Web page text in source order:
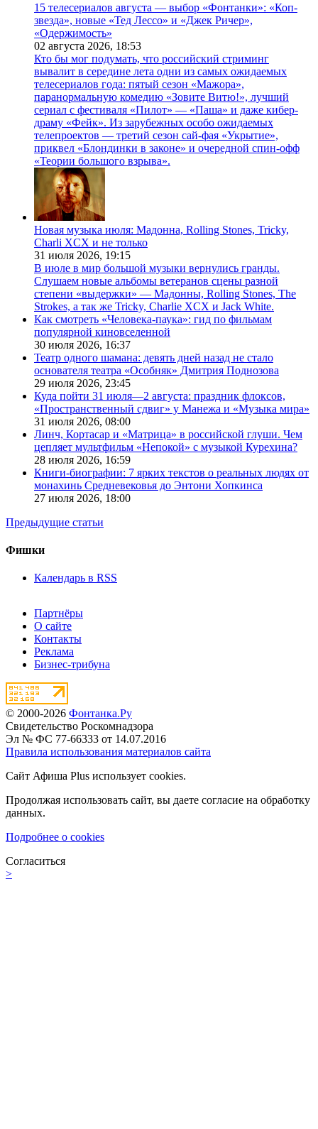
15 телесериалов августа — выбор «Фонтанки»: «Коп-
звезда», новые «Тед Лессо» и «Джек Ричер»,
«Одержимость»
02 августа 2026, 18:53
Кто бы мог подумать, что российский стриминг
вывалит в середине лета одни из самых ожидаемых
телесериалов года: пятый сезон «Мажора»,
паранормальную комедию «Зовите Витю!», лучший
сериал с фестиваля «Пилот» — «Паша» и даже кибер-
драму «Фейк». Из зарубежных особо ожидаемых
телепроектов — третий сезон сай-фая «Укрытие»,
приквел «Блондинки в законе» и очередной спин-офф
«Теории большого взрыва».
Новая музыка июля: Мадонна, Rolling Stones, Tricky,
Charli XCX и не только
31 июля 2026, 19:15
В июле в мир большой музыки вернулись гранды.
Слушаем новые альбомы ветеранов сцены разной
степени «выдержки» — Мадонны, Rolling Stones, The
Strokes, а так же Tricky, Charlie XCX и Jack White.
Как смотреть «Человека-паука»: гид по фильмам
популярной киновселенной
30 июля 2026, 16:37
Театр одного шамана: девять дней назад не стало
основателя театра «Особняк» Дмитрия Поднозова
29 июля 2026, 23:45
Куда пойти 31 июля—2 августа: праздник флоксов,
«Пространственный сдвиг» у Манежа и «Музыка мира»
31 июля 2026, 08:00
Линч, Кортасар и «Матрица» в российской глуши. Чем
цепляет мультфильм «Непокой» с музыкой Курехина?
28 июля 2026, 16:59
Книги-биографии: 7 ярких текстов о реальных людях от
монахинь Средневековья до Энтони Хопкинса
27 июля 2026, 18:00
Предыдущие статьи
Фишки
Календарь в RSS
Партнёры
О сайте
Контакты
Реклама
Бизнес-трибуна
© 2000-2026 Фонтанка.Ру
Свидетельство Роскомнадзора
Эл № ФС 77-66333 от 14.07.2016
Правила использования материалов сайта
Сайт Афиша Plus использует cookies.
Продолжая использовать сайт, вы даете согласие на обработку
данных.
Подробнее о cookies
Согласиться
>